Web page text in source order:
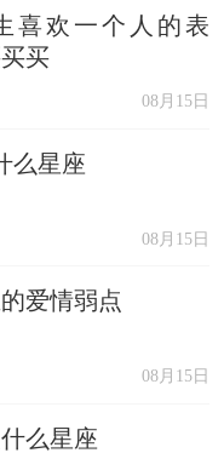
喜欢一个人的表
买
08月15日
么星座
08月15日
爱情弱点
08月15日
么星座